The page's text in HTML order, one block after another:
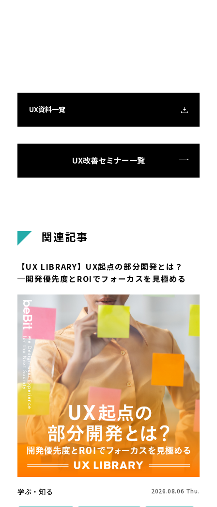
UX資料一覧
UX改善セミナー一覧
関連記事
【UX LIBRARY】UX起点の部分開発とは？
─開発優先度とROIでフォーカスを見極める
学ぶ・知る 2026.08.06 Thu.